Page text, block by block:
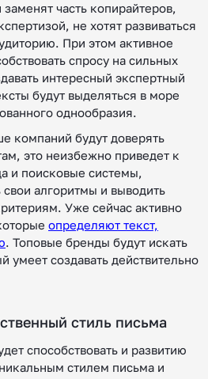
часть копирайтеров,
не хотят развиваться
При этом активное
спросу на сильных
интересный экспертный
будут выделяться в море
однообразия.
компаний будут доверять
это неизбежно приведет к
и поисковые системы,
алгоритмы и выводить
Уже сейчас активно
определяют текст,
. Топовые бренды будут искать
умеет создавать действительно
стиль письма
способствовать и развитию
стилем письма и